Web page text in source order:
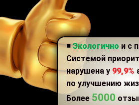
◾Экологично и с
Системой
нарушена у 99,9%
по улучшению
Более 5000